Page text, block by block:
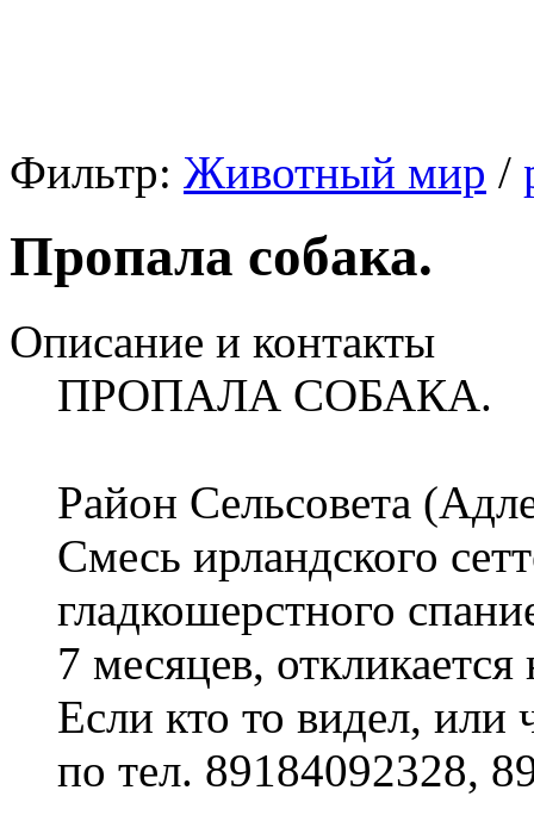
Фильтр: Животный мир /
Пропала собака.
Описание и контакты
ПРОПАЛА СОБАКА.
Район Сельсовета
Смесь ирландского
гладкошерстного
7 месяцев,
Если кто то видел, или
по тел. 89184092328,